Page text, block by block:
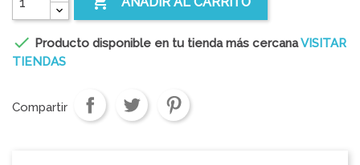
 Producto disponible en tu tienda más cercanaVISITAR
TIENDAS
Compartir